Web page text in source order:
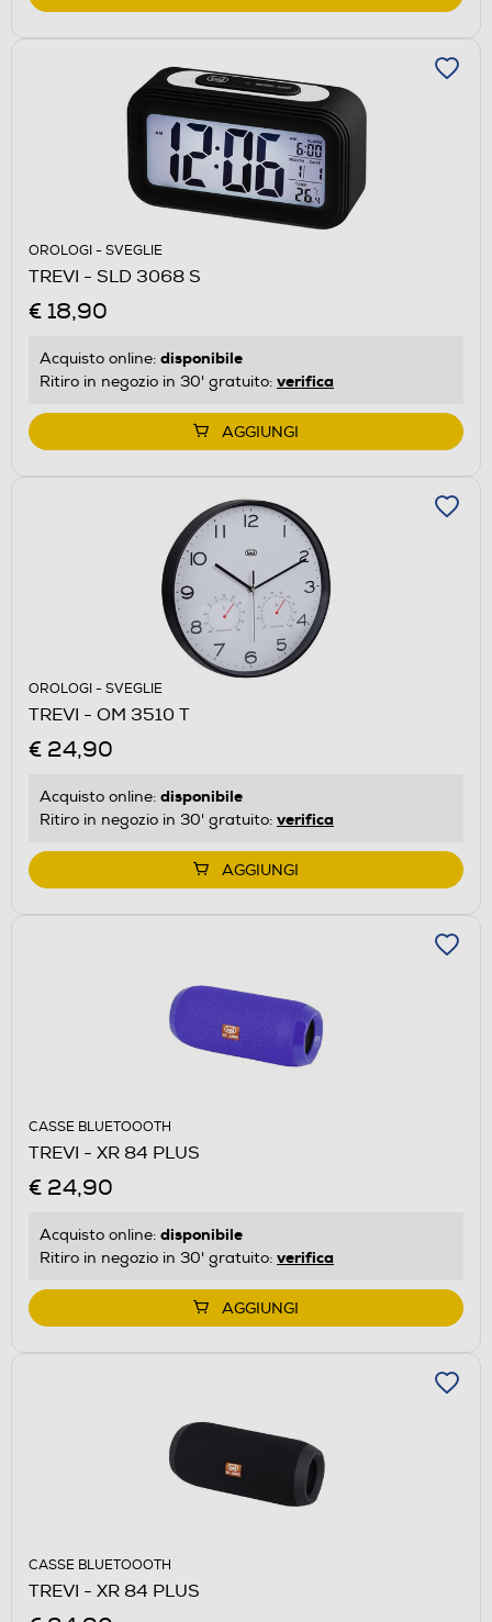
OROLOGI - SVEGLIE
TREVI - SLD 3068 S
€ 18,90
Acquisto online: disponibile
Ritiro in negozio in 30' gratuito: verifica
AGGIUNGI
OROLOGI - SVEGLIE
TREVI - OM 3510 T
€ 24,90
Acquisto online: disponibile
Ritiro in negozio in 30' gratuito: verifica
AGGIUNGI
CASSE BLUETOOOTH
TREVI - XR 84 PLUS
€ 24,90
Acquisto online: disponibile
Ritiro in negozio in 30' gratuito: verifica
AGGIUNGI
CASSE BLUETOOOTH
TREVI - XR 84 PLUS